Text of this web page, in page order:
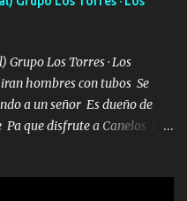
Los Torres · Los
hombres con tubos Se
a un señor Es dueño de
que disfrute a Canelos Es